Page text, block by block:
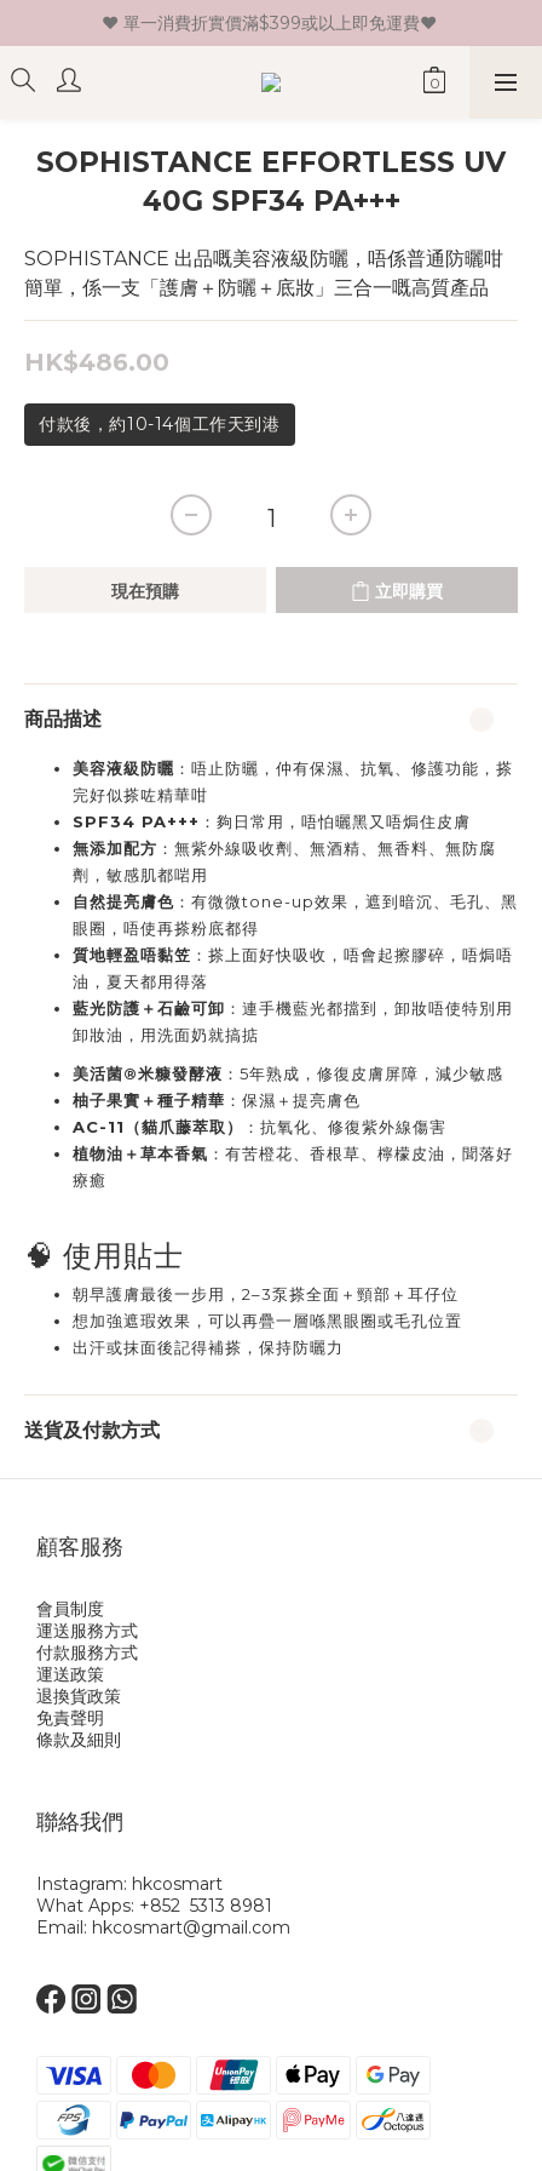
♥ 新會員登記即送HK$30 現金卷♥
♥ 單一消費折實價滿$399或以上即免運費♥
♥ 新會員登記即送HK$30 現金卷♥
SOPHISTANCE EFFORTLESS UV
40G SPF34 PA+++
SOPHISTANCE 出品嘅美容液級防曬，唔係普通防曬咁
簡單，係一支「護膚＋防曬＋底妝」三合一嘅高質產品
HK$486.00
付款後，約10-14個工作天到港
現在預購 立即購買
商品描述
美容液級防曬 ：唔止防曬，仲有保濕、抗氧、修護功能，搽
完好似搽咗精華咁
SPF34 PA+++ ：夠日常用，唔怕曬黑又唔焗住皮膚
無添加配方 ：無紫外線吸收劑、無酒精、無香料、無防腐
劑，敏感肌都啱用
自然提亮膚色 ：有微微tone-up效果，遮到暗沉、毛孔、黑
眼圈，唔使再搽粉底都得
質地輕盈唔黏笠 ：搽上面好快吸收，唔會起擦膠碎，唔焗唔
油，夏天都用得落
藍光防護＋石鹼可卸 ：連手機藍光都擋到，卸妝唔使特別用
卸妝油，用洗面奶就搞掂
美活菌®米糠發酵液 ：5年熟成，修復皮膚屏障，減少敏感
柚子果實＋種子精華 ：保濕＋提亮膚色
AC-11（貓爪藤萃取）
：抗氧化、修復紫外線傷害
植物油＋草本香氣 ：有苦橙花、香根草、檸檬皮油，聞落好
療癒
🧠 使用貼士
朝早護膚最後一步用，2–3泵搽全面＋頸部＋耳仔位
想加強遮瑕效果，可以再疊一層喺黑眼圈或毛孔位置
出汗或抹面後記得補搽，保持防曬力
送貨及付款方式
顧客服務
會員制度
運送服務方式
付款服務方式
運送政策
退換貨政策
免責聲明
條款及細則
聯絡我們
Instagram: hkcosmart
What Apps: +852 5313 8981
Email: hkcosmart@gmail.com